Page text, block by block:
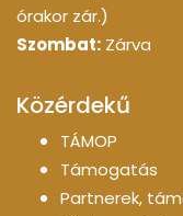
órakor zár.)
Szombat: Zárva
Közérdekű
TÁMOP
Támogatás
Partnerek,